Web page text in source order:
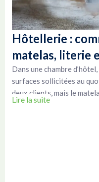
Hôtellerie :
matelas, literie
Dans une chambre
surfaces sollicitées au
deux clients, mais le
Lire la suite